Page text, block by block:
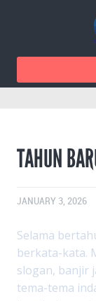
TAHUN
JANUARY 3, 2026
Selama
berkata-kata.
slogan, banjir
tema-tema